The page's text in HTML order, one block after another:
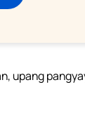
upang